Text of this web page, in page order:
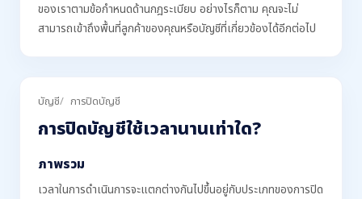
ของเราตามข้อกำหนดด้านกฎระเบียบ อย่างไรก็ตาม คุณจะไม่
สามารถเข้าถึงพื้นที่ลูกค้าของคุณหรือบัญชีที่เกี่ยวข้องได้อีกต่อไป
บัญชี การปิดบัญชี
การปิดบัญชีใช้เวลานานเท่าใด?
ภาพรวม
เวลาในการดำเนินการจะแตกต่างกันไปขึ้นอยู่กับประเภทของการปิด